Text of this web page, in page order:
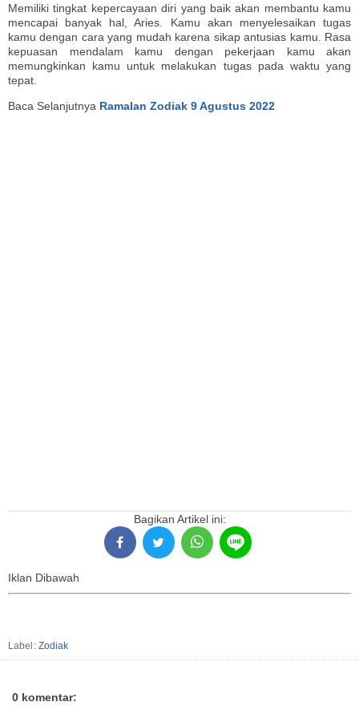
Memiliki tingkat kepercayaan diri yang baik akan membantu kamu
mencapai banyak hal, Aries. Kamu akan menyelesaikan tugas
kamu dengan cara yang mudah karena sikap antusias kamu. Rasa
kepuasan mendalam kamu dengan pekerjaan kamu akan
memungkinkan kamu untuk melakukan tugas pada waktu yang
tepat.
Baca Selanjutnya Ramalan Zodiak 9 Agustus 2022
Bagikan Artikel ini:
Iklan Dibawah
Label: Zodiak
0 komentar: